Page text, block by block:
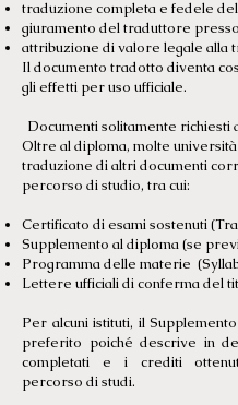
traduzione completa e fedele
giuramento del traduttore
attribuzione di valore legale alla
Il documento tradotto diventa
gli effetti per uso ufficiale.
Documenti solitamente richiesti
Oltre al diploma, molte
traduzione di altri documenti
percorso di studio, tra cui:
Certificato di esami sostenuti
Supplemento al diploma (se
Programma delle materie
Lettere ufficiali di conferma del
Per alcuni istituti, il
preferito poiché descrive in
completati e i crediti
percorso di studi.